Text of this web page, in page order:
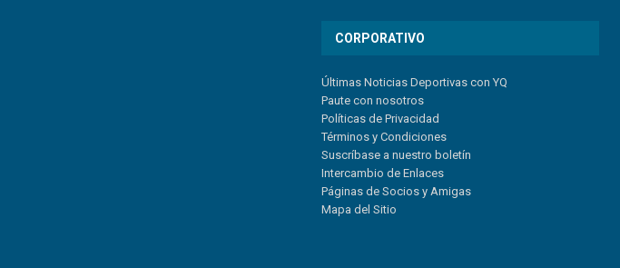
CORPORATIVO
Últimas Noticias Deportivas con YQ
Paute con nosotros
Políticas de Privacidad
Términos y Condiciones
Suscríbase a nuestro boletín
Intercambio de Enlaces
Páginas de Socios y Amigas
Mapa del Sitio